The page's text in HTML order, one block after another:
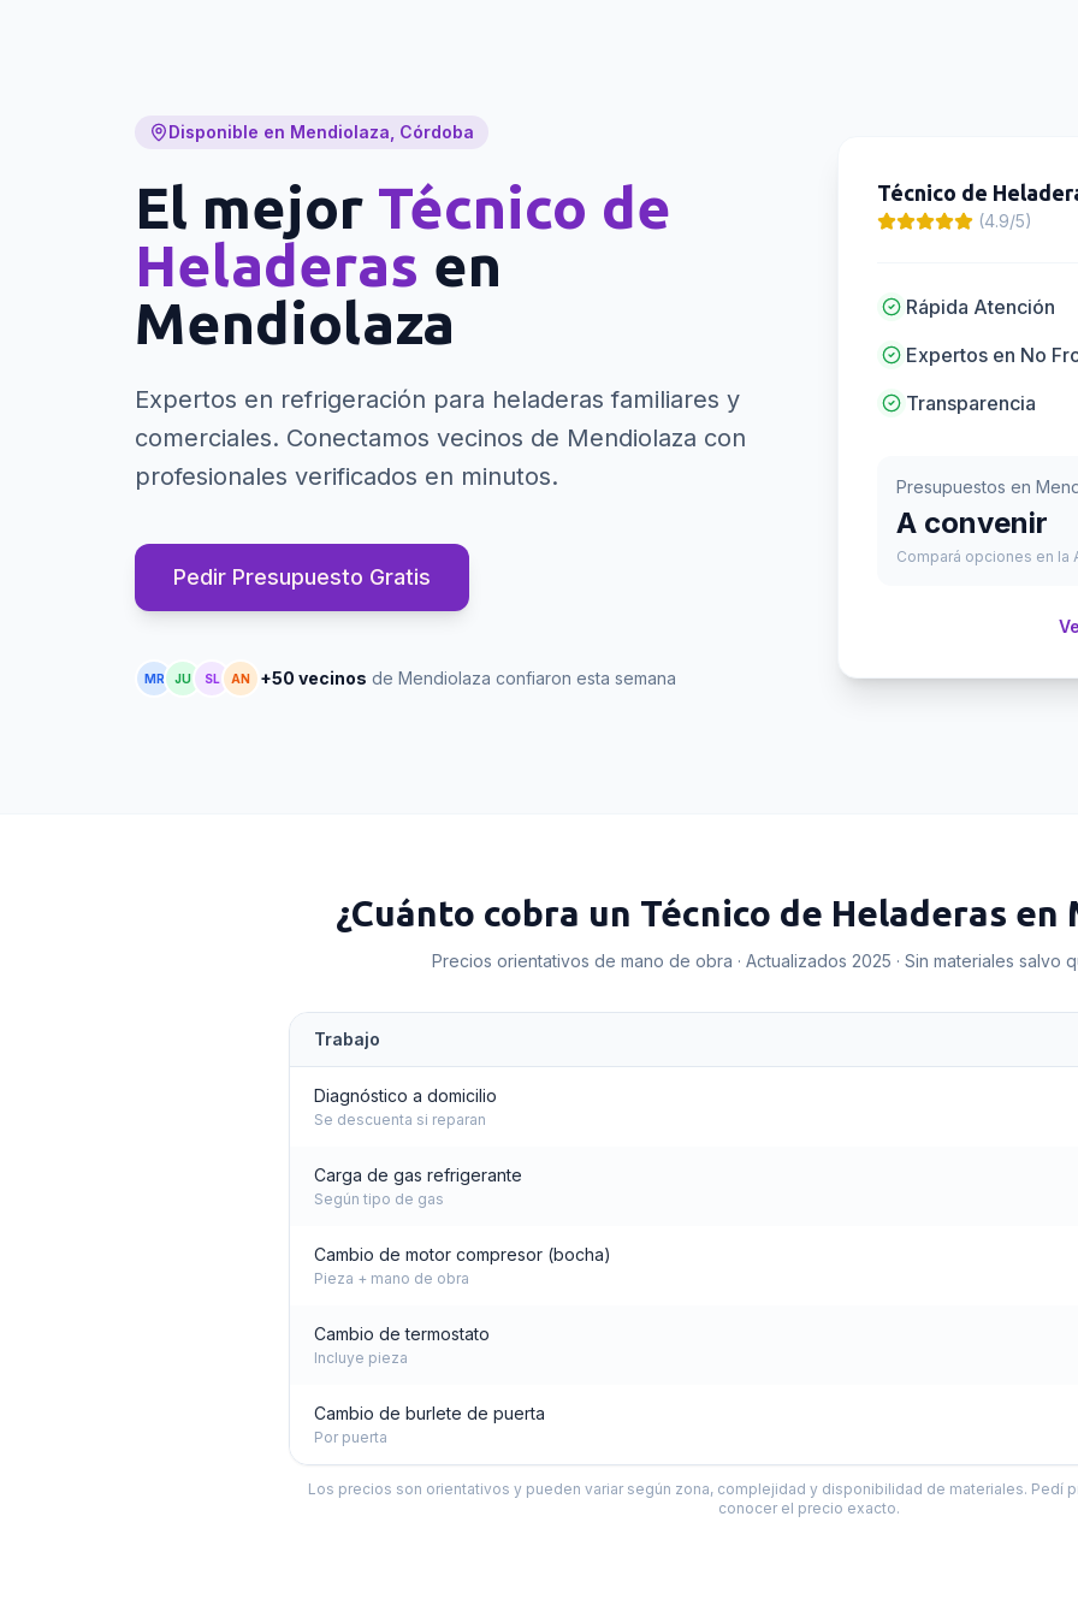
Disponible en Mendiolaza, Córdoba
El mejor Técnico de
Heladeras en
Mendiolaza
Expertos en refrigeración para heladeras familiares y
comerciales. Conectamos vecinos de Mendiolaza con
profesionales verificados en minutos.
Pedir Presupuesto Gratis
MR JU SL AN +50 vecinos de Mendiolaza confiaron esta semana
Técnico de
(4.9/5)
Rápida Atención
Expertos en No
Transparencia
Presupuestos en
A convenir
Compará opciones en la
¿Cuánto cobra un Técnico de Heladeras en
Precios orientativos de mano de obra · Actualizados 2025 · Sin materiales salvo
Trabajo
Diagnóstico a domicilio
Se descuenta si reparan
Carga de gas refrigerante
Según tipo de gas
Cambio de motor compresor (bocha)
Pieza + mano de obra
Cambio de termostato
Incluye pieza
Cambio de burlete de puerta
Por puerta
Los precios son orientativos y pueden variar según zona, complejidad y disponibilidad de materiales. Pedí
conocer el precio exacto.